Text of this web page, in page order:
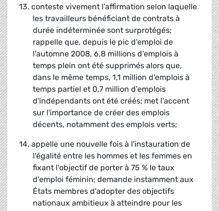
13. conteste vivement l'affirmation selon laquelle
les travailleurs bénéficiant de contrats à
durée indéterminée sont surprotégés;
rappelle que, depuis le pic d'emploi de
l'automne 2008, 6,8 millions d'emplois à
temps plein ont été supprimés alors que,
dans le même temps, 1,1 million d'emplois à
temps partiel et 0,7 million d'emplois
d'indépendants ont été créés; met l'accent
sur l'importance de créer des emplois
décents, notamment des emplois verts;
14. appelle une nouvelle fois à l'instauration de
l'égalité entre les hommes et les femmes en
fixant l'objectif de porter à 75 % le taux
d'emploi féminin; demande instamment aux
États membres d'adopter des objectifs
nationaux ambitieux à atteindre pour les